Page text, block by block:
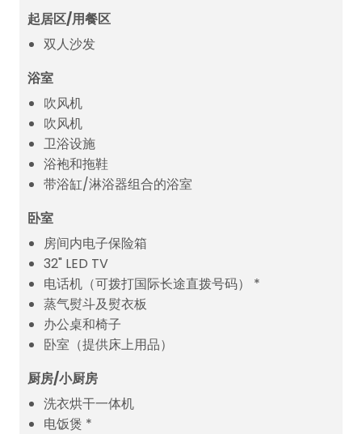
起居区/用餐区
双人沙发
浴室
吹风机
吹风机
卫浴设施
浴袍和拖鞋
带浴缸/淋浴器组合的浴室
卧室
房间内电子保险箱
32" LED TV
电话机（可拨打国际长途直拨号码） *
蒸气熨斗及熨衣板
办公桌和椅子
卧室（提供床上用品）
厨房/小厨房
洗衣烘干一体机
电饭煲 *